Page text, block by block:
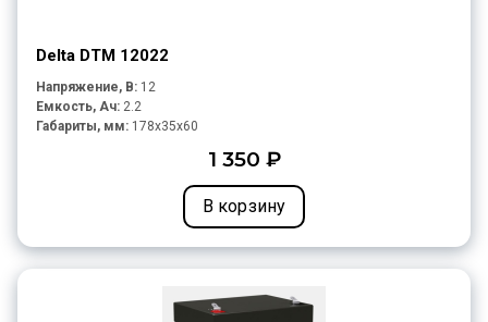
Delta DTM 12022
Напряжение, В: 12
Емкость, Ач: 2.2
Габариты, мм: 178x35x60
1 350 ₽
В корзину